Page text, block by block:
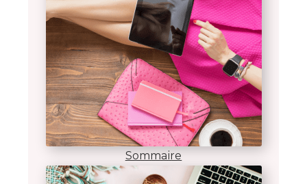
Sommaire